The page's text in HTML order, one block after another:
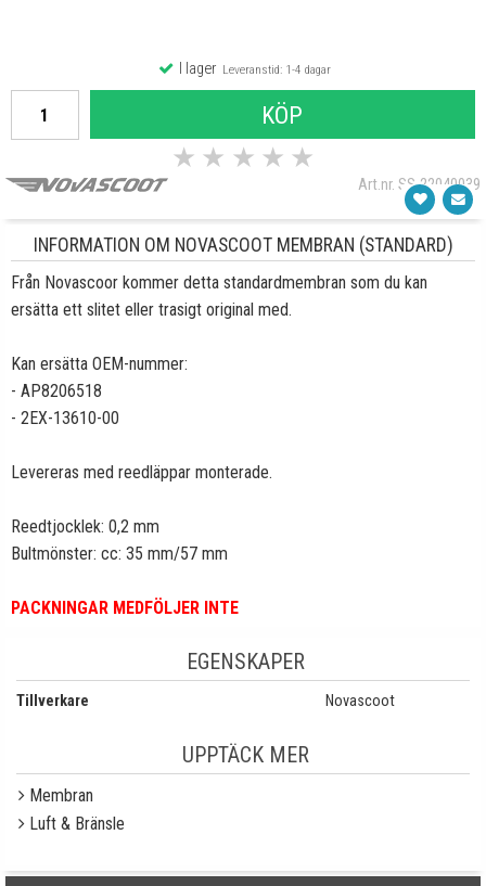
I lagerLeveranstid: 1-4 dagar
KÖP
★ ★ ★ ★ ★
Art.nr. SS-22040039
INFORMATION OM NOVASCOOT MEMBRAN (STANDARD)
Från Novascoor kommer detta standardmembran som du kan
ersätta ett slitet eller trasigt original med.
Kan ersätta OEM-nummer:
- AP8206518
- 2EX-13610-00
Levereras med reedläppar monterade.
Reedtjocklek: 0,2 mm
Bultmönster: cc: 35 mm/57 mm
PACKNINGAR MEDFÖLJER INTE
EGENSKAPER
Tillverkare Novascoot
UPPTÄCK MER
Membran
Luft & Bränsle